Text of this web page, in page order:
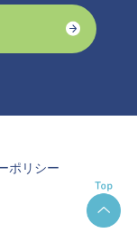
ポリシー